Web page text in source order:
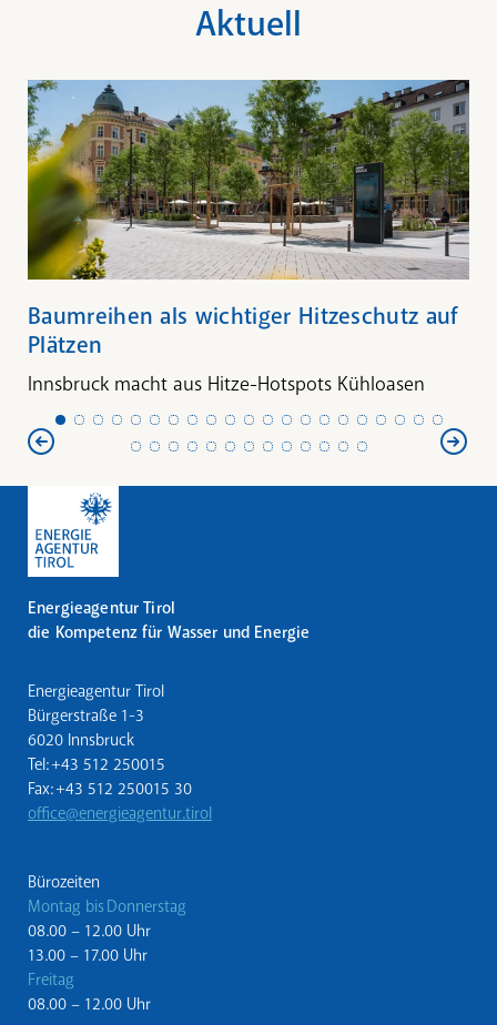
Aktuell
Baumreihen als wichtiger Hitzeschutz auf
Plätzen
Innsbruck macht aus Hitze-Hotspots Kühloasen
Energieagentur Tirol
die Kompetenz für Wasser und Energie
Energieagentur Tirol
Bürgerstraße 1-3
6020 Innsbruck
Tel: +43 512 250015
Fax: +43 512 250015 30
office@energieagentur.tirol
Bürozeiten
Montag bis Donnerstag
08.00 – 12.00 Uhr
13.00 – 17.00 Uhr
Freitag
08.00 – 12.00 Uhr